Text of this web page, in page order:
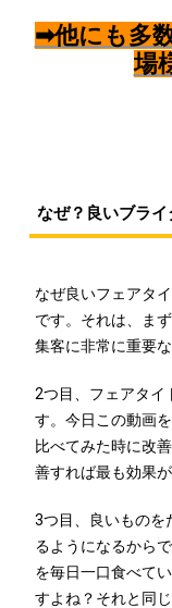
➡他にも多
場
なぜ？良いブラ
なぜ良いフェアタ
です。それは、ま
集客に非常に重要
2つ目、フェアタイ
す。今日この動画
比べてみた時に改
善すれば最も効果
3つ目、良いものを
るようになるから
を毎日一口食べて
すよね？それと同